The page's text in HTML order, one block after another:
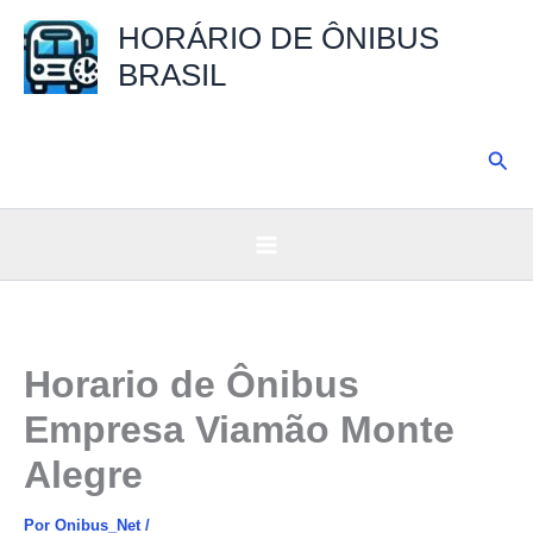
para
HORÁRIO DE ÔNIBUS
BRASIL
Horario de Ônibus
Empresa Viamão Monte
Alegre
Por Onibus_Net /